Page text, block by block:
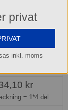
Toys Delight
& Boch
kr
= 1*4 del
privat
inkl. moms